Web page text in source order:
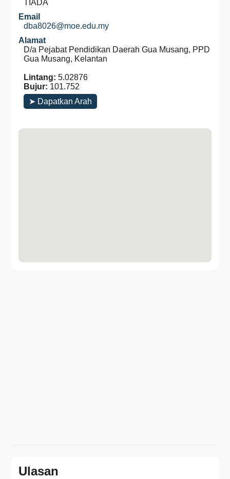
TIADA
Email
dba8026@moe.edu.my
Alamat
D/a Pejabat Pendidikan Daerah Gua Musang, PPD
Gua Musang, Kelantan
Lintang: 5.02876
Bujur: 101.752
➤ Dapatkan Arah
Ulasan